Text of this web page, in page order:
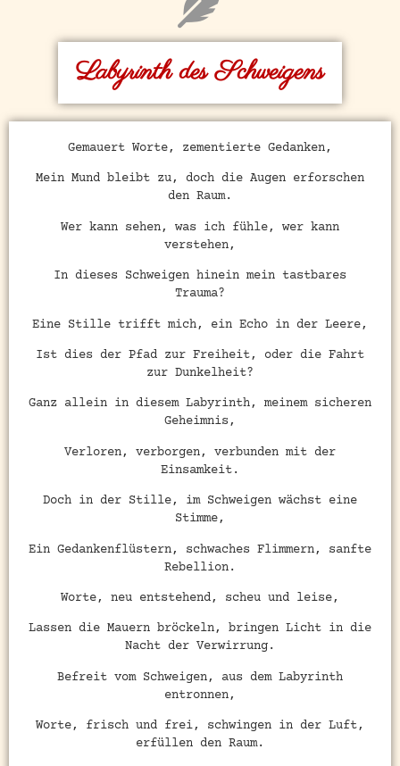
Labyrinth des Schweigens
Gemauert Worte, zementierte Gedanken,
Mein Mund bleibt zu, doch die Augen erforschen
den Raum.
Wer kann sehen, was ich fühle, wer kann
verstehen,
In dieses Schweigen hinein mein tastbares
Trauma?
Eine Stille trifft mich, ein Echo in der Leere,
Ist dies der Pfad zur Freiheit, oder die Fahrt
zur Dunkelheit?
Ganz allein in diesem Labyrinth, meinem sicheren
Geheimnis,
Verloren, verborgen, verbunden mit der
Einsamkeit.
Doch in der Stille, im Schweigen wächst eine
Stimme,
Ein Gedankenflüstern, schwaches Flimmern, sanfte
Rebellion.
Worte, neu entstehend, scheu und leise,
Lassen die Mauern bröckeln, bringen Licht in die
Nacht der Verwirrung.
Befreit vom Schweigen, aus dem Labyrinth
entronnen,
Worte, frisch und frei, schwingen in der Luft,
erfüllen den Raum.